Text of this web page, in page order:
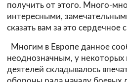
получить от этого. Много-
интересными,
сказать вам за это сердечное
Многим в Европе данное
неоднозначным, у некоторых
деятелей складывалось